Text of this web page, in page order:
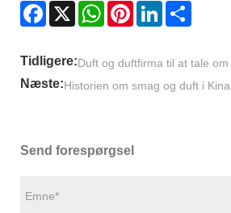
Facebook
X WhatsAppPinterestLinkedIn
Tidligere:Duft og duftfirma til at tale om
Næste:Historien om smag og duft i Kina
Send forespørgsel